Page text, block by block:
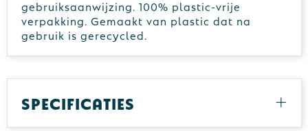
gebruiksaanwijzing. 100% plastic-vrije
verpakking. Gemaakt van plastic dat na
gebruik is gerecycled.
Specificaties